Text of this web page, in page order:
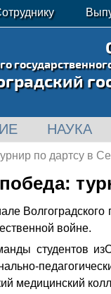
НАУКА
по дартсу в
Волгоградского
войне.
студентов
медицинский